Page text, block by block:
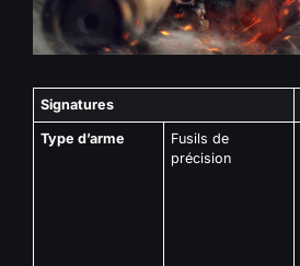
Signatures
Type d’arme
Fusils de
précision